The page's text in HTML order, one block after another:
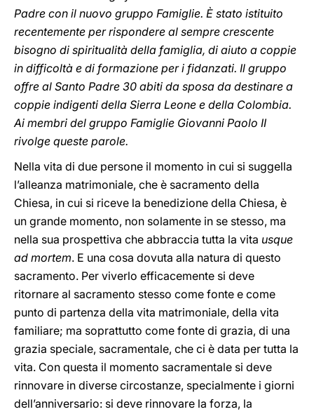
Padre con il nuovo gruppo Famiglie. È stato istituito
recentemente per rispondere al sempre crescente
bisogno di spiritualità della famiglia, di aiuto a coppie
in difficoltà e di formazione per i fidanzati. Il gruppo
offre al Santo Padre 30 abiti da sposa da destinare a
coppie indigenti della Sierra Leone e della Colombia.
Ai membri del gruppo Famiglie Giovanni Paolo II
rivolge queste parole.
Nella vita di due persone il momento in cui si suggella
l’alleanza matrimoniale, che è sacramento della
Chiesa, in cui si riceve la benedizione della Chiesa, è
un grande momento, non solamente in se stesso, ma
nella sua prospettiva che abbraccia tutta la vita usque
ad mortem. E una cosa dovuta alla natura di questo
sacramento. Per viverlo efficacemente si deve
ritornare al sacramento stesso come fonte e come
punto di partenza della vita matrimoniale, della vita
familiare; ma soprattutto come fonte di grazia, di una
grazia speciale, sacramentale, che ci è data per tutta la
vita. Con questa il momento sacramentale si deve
rinnovare in diverse circostanze, specialmente i giorni
dell’anniversario: si deve rinnovare la forza, la